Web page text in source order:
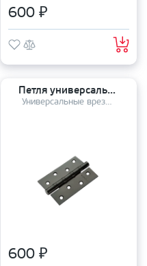
600 ₽
Петля универсальная MORELLI MS 100*70*2,5 4BB BL
Универсальные врезные петли
600 ₽